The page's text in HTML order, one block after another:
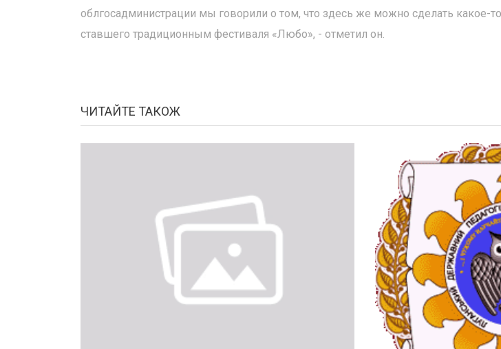
облгосадминистрации мы говорили о том, что здесь же можно сделать какое-
ставшего традиционным фестиваля «Любо», - отметил он.
ЧИТАЙТЕ ТАКОЖ